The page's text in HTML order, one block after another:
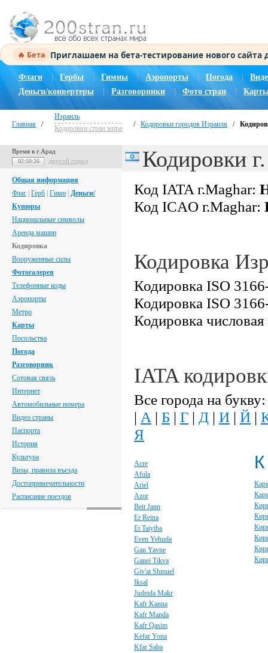
🔥 Бета Приглашаем на бета-тестирование нового
Флаги Гербы Гимны | Аэропорты Погода |
Деньги/конвертеры
Разговорники Фото стран
Главная /
Израиль
Кодировки стран мира
/ Кодировки городов Израиля /
Время в г.Арад
02:50:26 другой город
Общая информация
Флаг Герб Гимн Деньги/
Купюры
Национальные символы
Аренда машин
Кодировка
Вооруженные силы
Фотогалерея
Телефонные коды
Аэропорты
Метро
Карты
Посольства
Погода
Разговорник
Сотовая связь
Интернет
Автомобильные номера
Видео страны
Паспорта
История
Культура
Визы, правила въезда
Достопримечательности
Расписание поездов
Кодировки
Код IATA г.Maghar:
Код ICAO г.Maghar:
Кодировка
Кодировка ISO
Кодировка ISO
Кодировка
IATA
Все города на букву:
| А | Б | Г | Д | И | Й |
Я
Acre
Afula
Ariel
Azor
Beit Jann
Er Reina
Et Taiyiba
Even Yehuda
Gan Yavne
Ganei Tikva
Giv'at Shmuel
Iksal
Judeida Makr
Kafr Kanna
Kafr Manda
Kafr Qasim
Kefar Yona
Kfar Saba
К